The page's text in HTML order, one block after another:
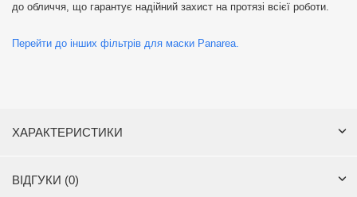
до обличчя, що гарантує надійний захист на протязі всієї роботи.
Перейти до інших фільтрів для маски Panarea.
ХАРАКТЕРИСТИКИ
ВІДГУКИ (0)